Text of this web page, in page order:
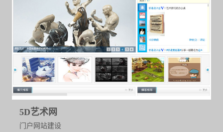
5D艺术网
门户网站建设